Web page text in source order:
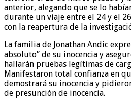
anterior, alegando que se lo
durante un viaje entre el 24 y el
con la reapertura de la
La familia de Jonathan Andic
absoluto” de su inocencia y
hallarán pruebas legítimas de
Manifestaron total confianza en
demostrará su inocencia y
de presunción de inocencia.